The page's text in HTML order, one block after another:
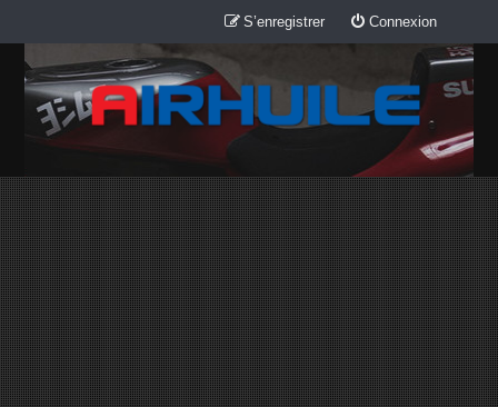
Connexion
S’enregistrer